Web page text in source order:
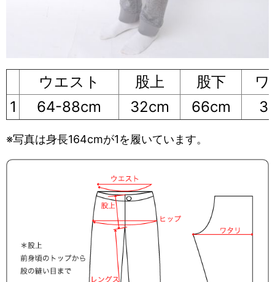
ウエスト 股上 股下
ワ
1
64-88cm 32cm 66cm
※写真は身長164cmが1を履いています。